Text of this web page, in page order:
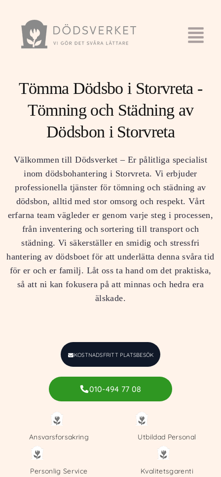
Tömma Dödsbo i Storvreta -
Tömning och Städning av
Dödsbon i Storvreta
Välkommen till Dödsverket – Er pålitliga specialist
inom dödsbohantering i Storvreta. Vi erbjuder
professionella tjänster för tömning och städning av
dödsbon, alltid med stor omsorg och respekt. Vårt
erfarna team vägleder er genom varje steg i processen,
från inventering och sortering till transport och
städning. Vi säkerställer en smidig och stressfri
hantering av dödsboet för att underlätta denna svåra tid
för er och er familj. Låt oss ta hand om det praktiska,
så att ni kan fokusera på att minnas och hedra era
älskade.
KOSTNADSFRITT PLATSBESÖK
010-494 77 08
Ansvarsforsakring Utbildad Personal
Personlig Service Kvalitetsgarenti